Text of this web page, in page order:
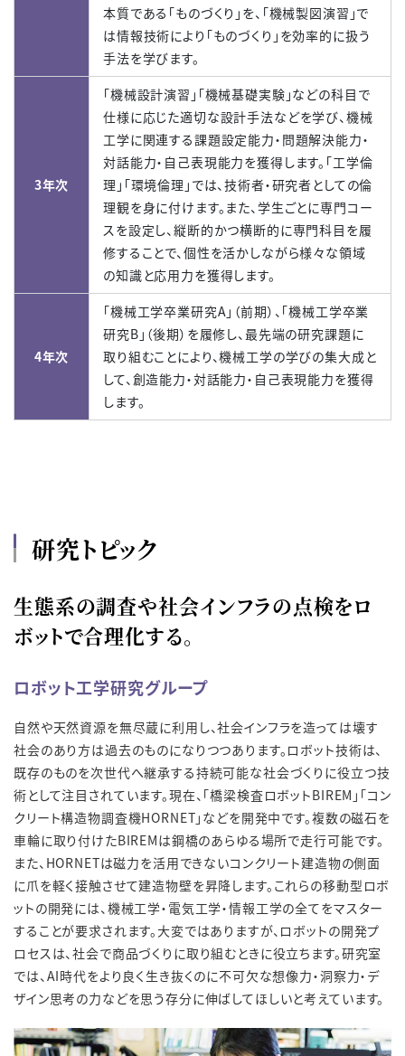
本質である「ものづくり」を、「機械製図演習」で
は情報技術により「ものづくり」を効率的に扱う
手法を学びます。
3年次
「機械設計演習」「機械基礎実験」などの科目で
仕様に応じた適切な設計手法などを学び、機械
工学に関連する課題設定能力・問題解決能力・
対話能力・自己表現能力を獲得します。「工学倫
理」「環境倫理」では、技術者・研究者としての倫
理観を身に付けます。また、学生ごとに専門コー
スを設定し、縦断的かつ横断的に専門科目を履
修することで、個性を活かしながら様々な領域
の知識と応用力を獲得します。
4年次
「機械工学卒業研究A」（前期）、「機械工学卒業
研究B」（後期）を履修し、最先端の研究課題に
取り組むことにより、機械工学の学びの集大成と
して、創造能力・対話能力・自己表現能力を獲得
します。
研究トピック
生態系の調査や社会インフラの点検をロ
ボットで合理化する。
ロボット工学研究グループ
自然や天然資源を無尽蔵に利用し、社会インフラを造っては壊す
社会のあり方は過去のものになりつつあります。ロボット技術は、
既存のものを次世代へ継承する持続可能な社会づくりに役立つ技
術として注目されています。現在、「橋梁検査ロボットBIREM」「コン
クリート構造物調査機HORNET」などを開発中です。複数の磁石を
車輪に取り付けたBIREMは鋼橋のあらゆる場所で走行可能です。
また、HORNETは磁力を活用できないコンクリート建造物の側面
に爪を軽く接触させて建造物壁を昇降します。これらの移動型ロボ
ットの開発には、機械工学・電気工学・情報工学の全てをマスター
することが要求されます。大変ではありますが、ロボットの開発プ
ロセスは、社会で商品づくりに取り組むときに役立ちます。研究室
では、AI時代をより良く生き抜くのに不可欠な想像力・洞察力・デ
ザイン思考の力などを思う存分に伸ばしてほしいと考えています。